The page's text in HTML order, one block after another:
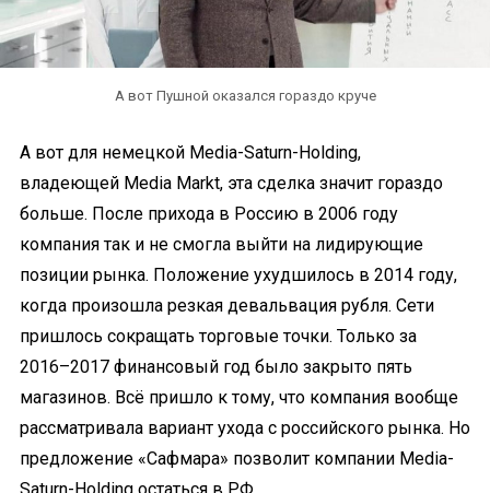
А вот Пушной оказался гораздо круче
А вот для немецкой Media-Saturn-Holding,
владеющей Media Markt, эта сделка значит гораздо
больше. После прихода в Россию в 2006 году
компания так и не смогла выйти на лидирующие
позиции рынка. Положение ухудшилось в 2014 году,
когда произошла резкая девальвация рубля. Сети
пришлось сокращать торговые точки. Только за
2016–2017 финансовый год было закрыто пять
магазинов. Всё пришло к тому, что компания вообще
рассматривала вариант ухода с российского рынка. Но
предложение «Сафмара» позволит компании Media-